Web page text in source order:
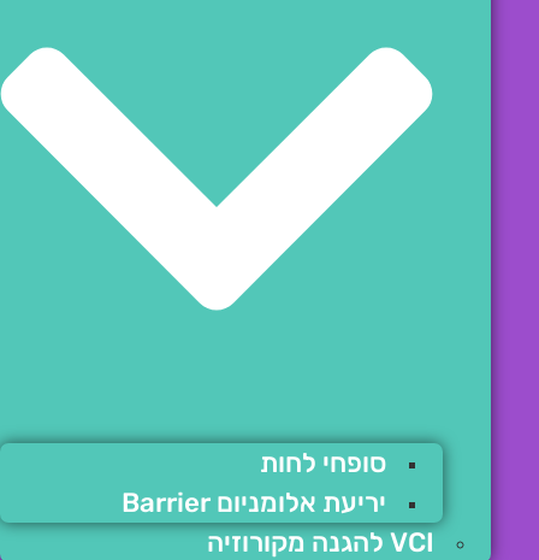
סופחי לחות
יריעת אלומניום Barrier
VCI להגנה מקורוזיה